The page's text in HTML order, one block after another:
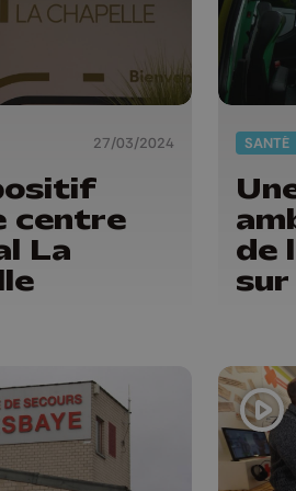
27/03/2024
centre
La
SANTÉ
de